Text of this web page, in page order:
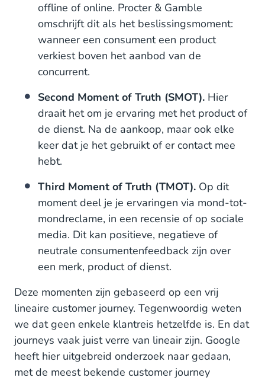
offline of online. Procter & Gamble
omschrijft dit als het beslissingsmoment:
wanneer een consument een product
verkiest boven het aanbod van de
concurrent.
Second Moment of Truth (SMOT). Hier
draait het om je ervaring met het product of
de dienst. Na de aankoop, maar ook elke
keer dat je het gebruikt of er contact mee
hebt.
Third Moment of Truth (TMOT). Op dit
moment deel je je ervaringen via mond-tot-
mondreclame, in een recensie of op sociale
media. Dit kan positieve, negatieve of
neutrale consumentenfeedback zijn over
een merk, product of dienst.
Deze momenten zijn gebaseerd op een vrij
lineaire customer journey. Tegenwoordig weten
we dat geen enkele klantreis hetzelfde is. En dat
journeys vaak juist verre van lineair zijn. Google
heeft hier uitgebreid onderzoek naar gedaan,
met de meest bekende customer journey